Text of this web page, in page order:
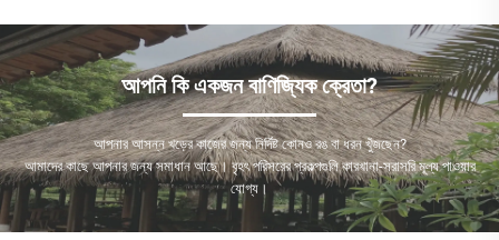
আপনি কি একজন বাণিজ্যিক ক্রেতা?
আপনার আসন্ন খড়ের কাজের জন্য নির্দিষ্ট কোনও রঙ বা ধরন খুঁজছেন?
আমাদের কাছে আপনার জন্য সমাধান আছে। বৃহৎ পরিসরের প্রকল্পগুলি কারখানা-সরাসরি মূল্য পাওয়ার
যোগ্য।